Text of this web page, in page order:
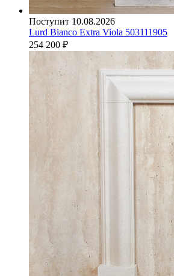
Поступит 10.08.2026
Lurd Bianco Extra Viola 503111905
254 200 ₽